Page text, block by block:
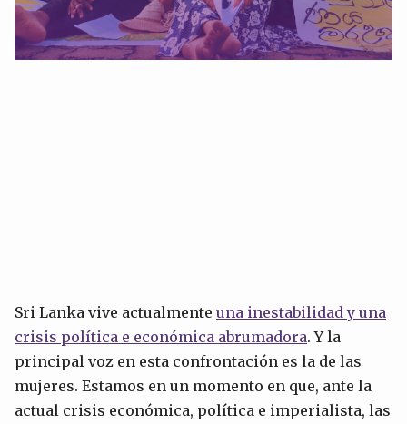
Sri Lanka vive actualmente una inestabilidad y una
crisis política e económica abrumadora. Y la
principal voz en esta confrontación es la de las
mujeres. Estamos en un momento en que, ante la
actual crisis económica, política e imperialista, las